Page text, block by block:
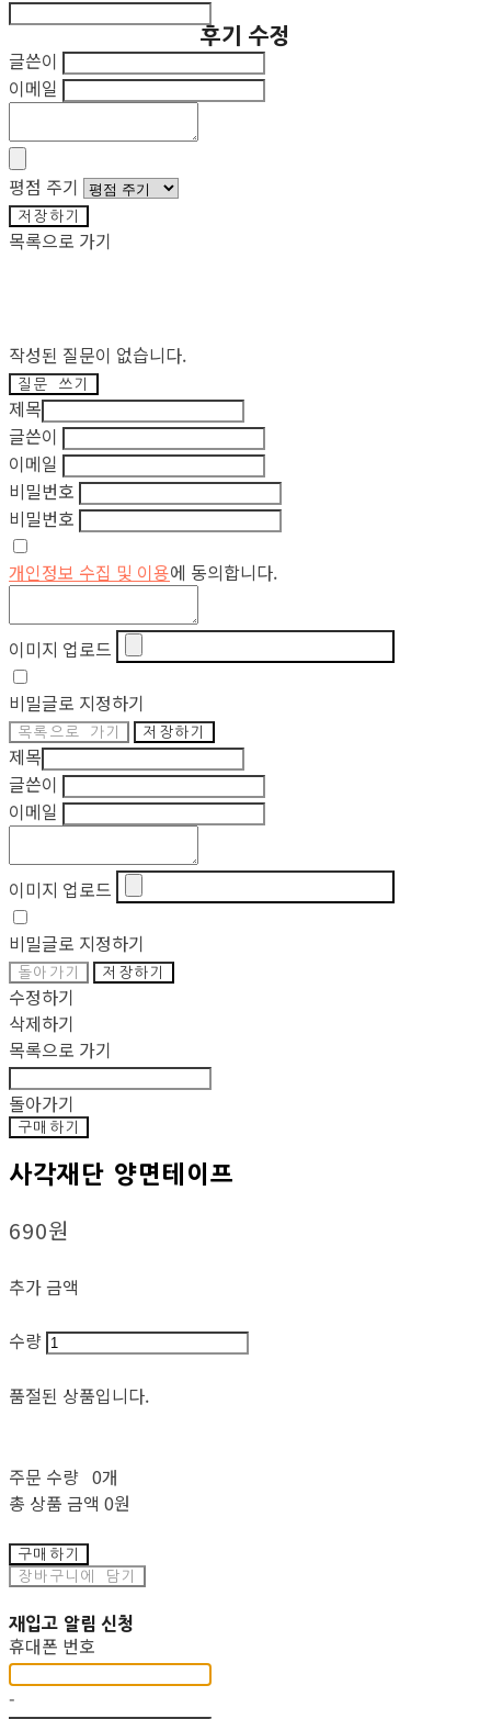
후기 수정
글쓴이
이메일
평점 주기
저장하기
목록으로 가기
작성된 질문이 없습니다.
질문 쓰기
제목
글쓴이
이메일
비밀번호
비밀번호
개인정보 수집 및 이용에 동의합니다.
이미지 업로드
비밀글로 지정하기
목록으로 가기 저장하기
제목
글쓴이
이메일
이미지 업로드
비밀글로 지정하기
돌아가기 저장하기
수정하기
삭제하기
목록으로 가기
돌아가기
구매하기
사각재단 양면테이프
690원
추가 금액
수량
품절된 상품입니다.
주문 수량 0개
총 상품 금액 0원
구매하기
장바구니에 담기
재입고 알림 신청
휴대폰 번호
-